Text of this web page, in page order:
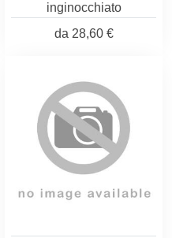
inginocchiato
da 28,60 €